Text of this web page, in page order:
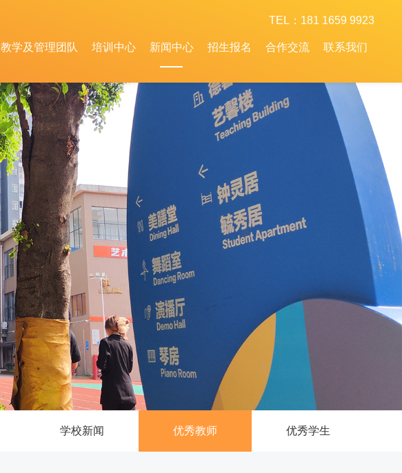
TEL：181 1659 9923
教学及管理团队 培训中心 新闻中心 招生报名 合作交流 联系我们
学校新闻 优秀教师 优秀学生